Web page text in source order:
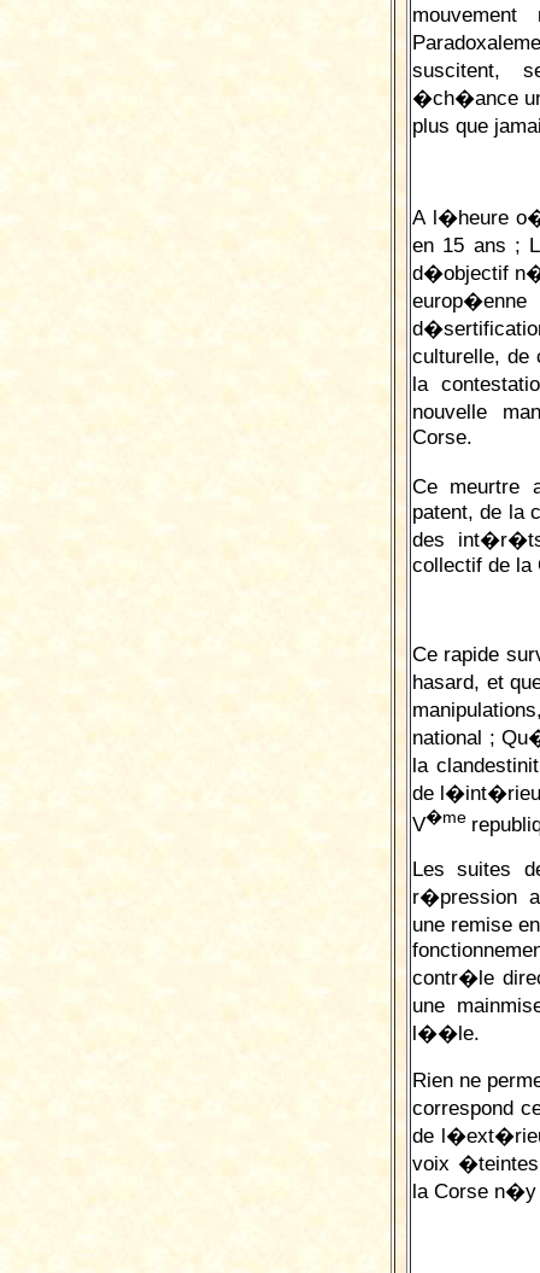
suscitent,
�ch�ance
plus que
A l�heure
en 15 ans ; L
d�objectif
culturelle,
la
nouvelle
Corse.
Ce meurtre
patent, de la
des
collectif de la
Ce rapide
hasard, et
national ;Q
la
de
V�me
Les suites
r�pression
une remise
contr�le
une
l��le.
Rien ne
correspond
de
voix
la Corse n�y